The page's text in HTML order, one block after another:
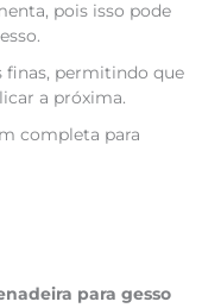
pois isso pode
finas, permitindo que
a próxima.
completa para
para gesso